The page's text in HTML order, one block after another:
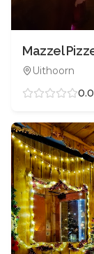
Mazzel
Uithoorn
0.0